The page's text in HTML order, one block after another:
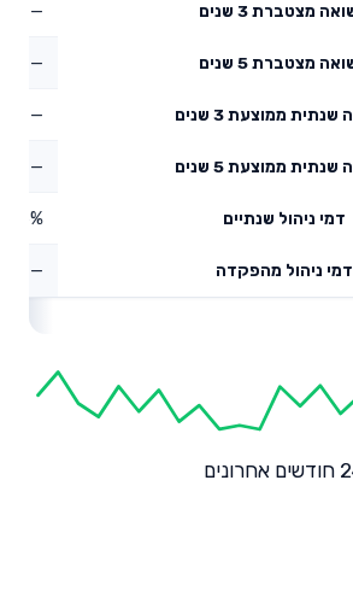
מצטברת 3 שנים —
מצטברת 5 שנים —
ממוצעת 3 שנים —
ממוצעת 5 שנים —
דמי ניהול שנתיים
דמי ניהול מהפקדה —